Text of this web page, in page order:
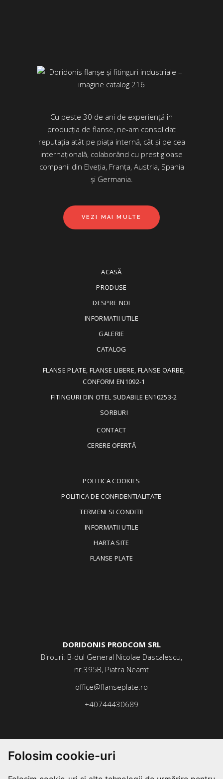
Folosim cookie-uri
Cu peste 30 de ani de experiență în
producția de flanse, ne-am consolidat
reputația atât pe piața internă, cât și pe cea
internațională, colaborând cu prestigioase
companii din Elveția, Franța, Austria, Spania
și Germania.
VEZI MAI MULTE
ACASĂ
PRODUSE
DESPRE NOI
INFORMATII UTILE
GALERIE
CATALOG
FLANSE PLATE, FLANSE LIBERE, FLANSE OARBE,
CONFORM EN1092-1
FITINGURI DIN OTEL SUDABILE EN10253-2
SORBURI
CONTACT
CERERE OFERTĂ
POLITICA COOKIES
POLITICA DE CONFIDENTIALITATE
TERMENI SI CONDITII
INFORMATII UTILE
HARTA SITE
FLANSE PLATE
DORIDONIS PRODCOM SRL
Birouri: B-dul General Nicolae Dascalescu,
nr.395B, Piatra Neamt
office@flanseplate.ro
+40744430689